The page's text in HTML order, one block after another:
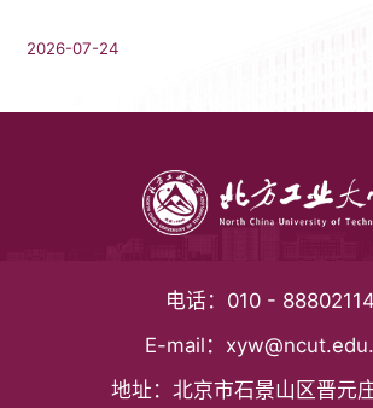
2026-07-24
电话： 010 - 88802114
E-mail：
地址： 北京市石景山区晋元